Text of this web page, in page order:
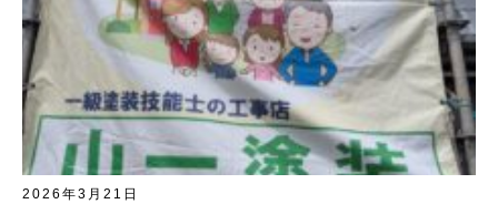
2026年3月21日